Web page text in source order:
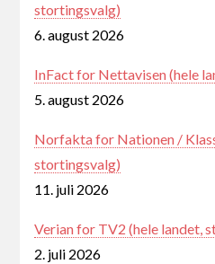
stortingsvalg)
6. august 2026
InFact for Nettavisen (hele
5. august 2026
Norfakta for Nationen /
stortingsvalg)
11. juli 2026
Verian for TV2 (hele landet,
2. juli 2026